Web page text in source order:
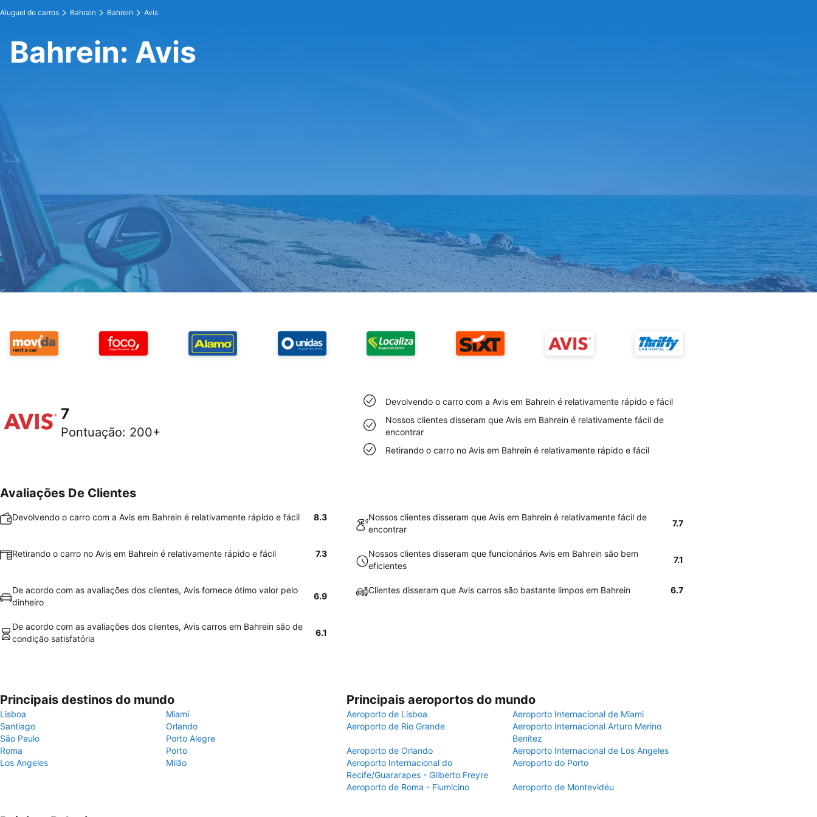
Aluguel de carros Bahrain Bahrein Avis
Bahrein: Avis
7
Pontuação: 200+
Devolvendo o carro com a Avis em Bahrein é relativamente rápido e fácil
Nossos clientes disseram que Avis em Bahrein é relativamente fácil de
encontrar
Retirando o carro no Avis em Bahrein é relativamente rápido e fácil
Avaliações De Clientes
Devolvendo o carro com a Avis em Bahrein é relativamente rápido e fácil 8.3
Nossos clientes disseram que Avis em Bahrein é relativamente fácil de
encontrar
7.7
Retirando o carro no Avis em Bahrein é relativamente rápido e fácil 7.3
Nossos clientes disseram que funcionários Avis em Bahrein são bem
eficientes
7.1
De acordo com as avaliações dos clientes, Avis fornece ótimo valor pelo
dinheiro
6.9
Clientes disseram que Avis carros são bastante limpos em Bahrein 6.7
De acordo com as avaliações dos clientes, Avis carros em Bahrein são de
condição satisfatória
6.1
Principais destinos do mundo
Lisboa
Miami
Santiago
Orlando
São Paulo
Porto Alegre
Roma
Porto
Los Angeles
Milão
Principais aeroportos do mundo
Aeroporto de Lisboa
Aeroporto Internacional de Miami
Aeroporto de Rio Grande
Aeroporto Internacional Arturo Merino
Benítez
Aeroporto de Orlando
Aeroporto Internacional de Los Angeles
Aeroporto Internacional do
Recife/Guararapes - Gilberto Freyre
Aeroporto do Porto
Aeroporto de Roma - Fiumicino Aeroporto de Montevidéu